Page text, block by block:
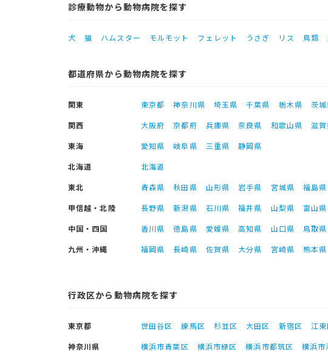
診療動物から動物病院を探す
犬 猫 ハムスター モルモット フェレット うさぎ リス 鳥類
都道府県から動物病院を探す
関東 東京都 神奈川県 埼玉県 千葉県 栃木県 茨
関西
大阪府 京都府 兵庫県 奈良県 和歌山県
滋
東海
愛知県 岐阜県 三重県
静岡県
北海道
北海道
東北
青森県 秋田県 山形県 岩手県 宮城県
福島県
甲信越・北陸
長野県 新潟県 石川県 福井県 山梨県
富山県
中国・四国
香川県 徳島県 愛媛県 高知県 山口県 鳥取県
九州・沖縄
福岡県 長崎県 佐賀県 大分県 宮崎県 熊本県
行政区から動物病院を探す
東京都 世田谷区 練馬区 杉並区 大田区 新宿区 江
神奈川県
横浜市青葉区 横浜市緑区 横浜市都筑区 横浜市